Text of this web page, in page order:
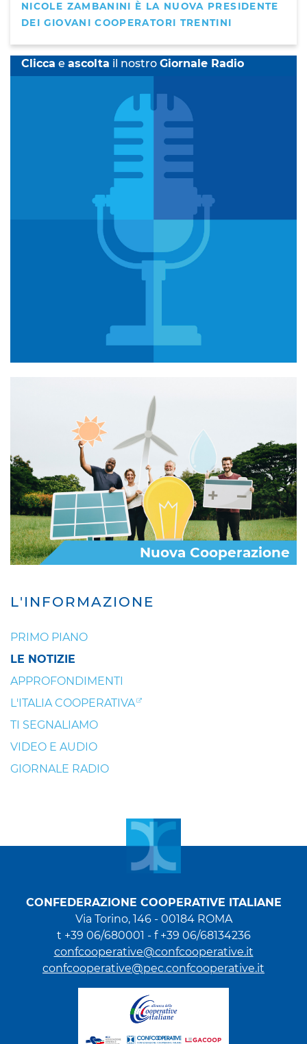
L'INFORMAZIONE
PRIMO PIANO
LE NOTIZIE
APPROFONDIMENTI
L'ITALIA COOPERATIVA
TI SEGNALIAMO
VIDEO E AUDIO
GIORNALE RADIO
NICOLE ZAMBANINI È LA NUOVA PRESIDENTE
DEI GIOVANI COOPERATORI TRENTINI
Clicca e ascolta il nostro Giornale Radio
Nuova Cooperazione
CONFEDERAZIONE COOPERATIVE ITALIANE
Via Torino, 146 - 00184 ROMA
t +39 06/680001 - f +39 06/68134236
confcooperative@confcooperative.it
confcooperative@pec.confcooperative.it